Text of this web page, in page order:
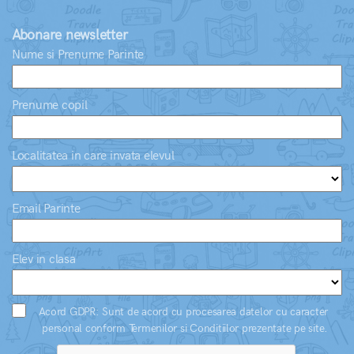
Abonare newsletter
Nume si Prenume Parinte
Prenume copil
Localitatea in care invata elevul
Email Parinte
Elev in clasa
Acord GDPR: Sunt de acord cu procesarea datelor cu caracter
personal conform Termenilor si Conditiilor prezentate pe site.